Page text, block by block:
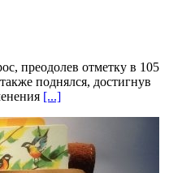
преодолев отметку в 105
поднялся, достигнув
[...]